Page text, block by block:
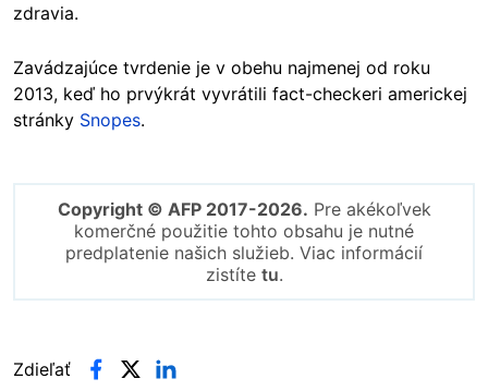
zdravia.
Zavádzajúce tvrdenie je v obehu najmenej od roku
2013, keď ho prvýkrát vyvrátili fact-checkeri americkej
stránky Snopes.
Copyright © AFP 2017-2026. Pre akékoľvek
komerčné použitie tohto obsahu je nutné
predplatenie našich služieb. Viac informácií
zistíte tu.
Zdieľať